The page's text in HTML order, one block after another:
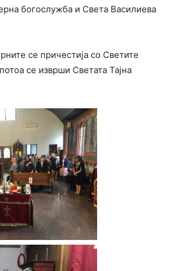
богослужба и Света Василиева
се причестија со Светите
се изврши Светата Тајна